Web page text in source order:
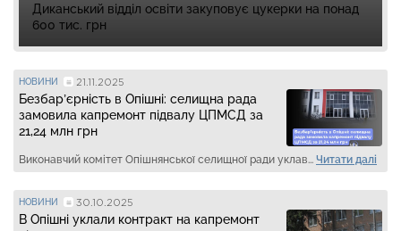
Диканський відділ освіти закуповує цукерки на понад
600 тис. грн
НОВИНИ 21.11.2025
Безбар’єрність в Опішні: селищна рада
замовила капремонт підвалу ЦПМСД за
21,24 млн грн
Виконавчий комітет Опішнянської селищної ради уклав... Читати далі
НОВИНИ 30.10.2025
В Опішні уклали контракт на капремонт